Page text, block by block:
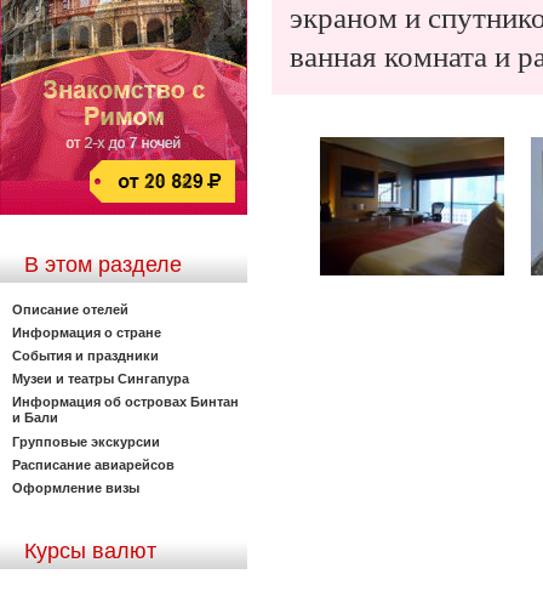
В этом разделе
Описание отелей
Информация о стране
События и праздники
Музеи и театры Сингапура
Информация об островах Бинтан
и Бали
Групповые экскурсии
Расписание авиарейсов
Оформление визы
Курсы валют
экраном и
ванная комната и